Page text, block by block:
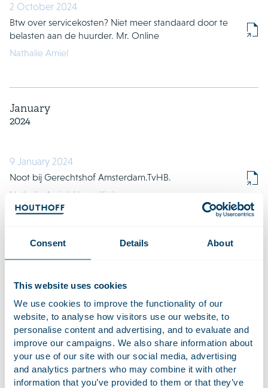
Consent Details About
This website uses cookies
We use cookies to improve the functionality of our
website, to analyse how visitors use our website, to
personalise content and advertising, and to evaluate and
improve our campaigns. We also share information about
your use of our site with our social media, advertising
and analytics partners who may combine it with other
information that you’ve provided to them or that they’ve
2 October 2024
Btw over servicekosten? Niet meer standaard door te
belasten aan de huurder. Mr. Online
Nathalie Amiel
January
2024
9 January 2024
Noot bij Gerechtshof Amsterdam.TvHB.
Nathalie Amiel, Hugo Kivits
October
2023
31 October 2023
Weer oneerlijke bedingen en mogelijk langere
maximering van huurprijzen. Mr. Online.
Hugo Kivits,Nathalie Amiel